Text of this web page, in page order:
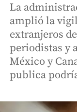
La
amplió la
extranjeros
periodistas y
México y
publica